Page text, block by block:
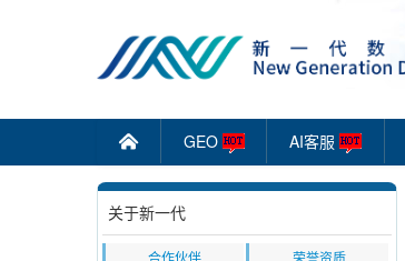
󰄫 GEO AI客服
关于新一代